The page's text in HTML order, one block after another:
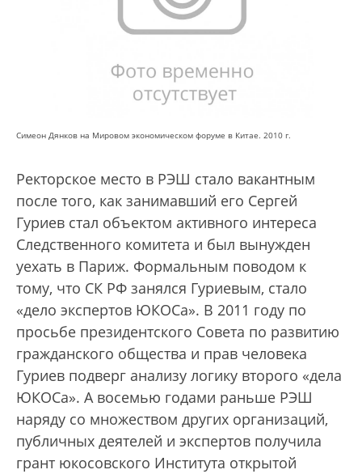
Симеон Дянков на Мировом экономическом форуме в Китае. 2010 г.
Ректорское место в РЭШ стало вакантным
после того, как занимавший его Сергей
Гуриев стал объектом активного интереса
Следственного комитета и был вынужден
уехать в Париж. Формальным поводом к
тому, что СК РФ занялся Гуриевым, стало
«дело экспертов ЮКОСа». В 2011 году по
просьбе президентского Совета по развитию
гражданского общества и прав человека
Гуриев подверг анализу логику второго «дела
ЮКОСа». А восемью годами раньше РЭШ
наряду со множеством других организаций,
публичных деятелей и экспертов получила
грант юкосовского Института открытой